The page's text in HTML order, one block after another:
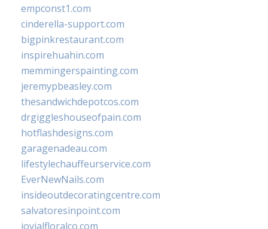
empconst1.com
cinderella-support.com
bigpinkrestaurant.com
inspirehuahin.com
memmingerspainting.com
jeremypbeasley.com
thesandwichdepotcos.com
drgiggleshouseofpain.com
hotflashdesigns.com
garagenadeau.com
lifestylechauffeurservice.com
EverNewNails.com
insideoutdecoratingcentre.com
salvatoresinpoint.com
jovialfloralco.com